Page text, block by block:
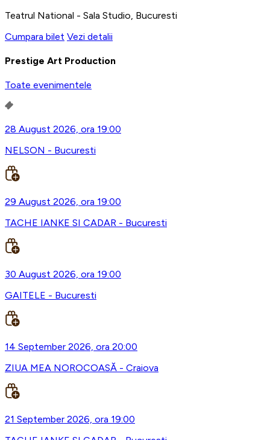
Teatrul National - Sala Studio, Bucuresti
Cumpara bilet Vezi detalii
Prestige Art Production
Toate evenimentele
28 August 2026, ora 19:00
NELSON - Bucuresti
29 August 2026, ora 19:00
TACHE IANKE SI CADAR - Bucuresti
30 August 2026, ora 19:00
GAITELE - Bucuresti
14 September 2026, ora 20:00
ZIUA MEA NOROCOASĂ - Craiova
21 September 2026, ora 19:00